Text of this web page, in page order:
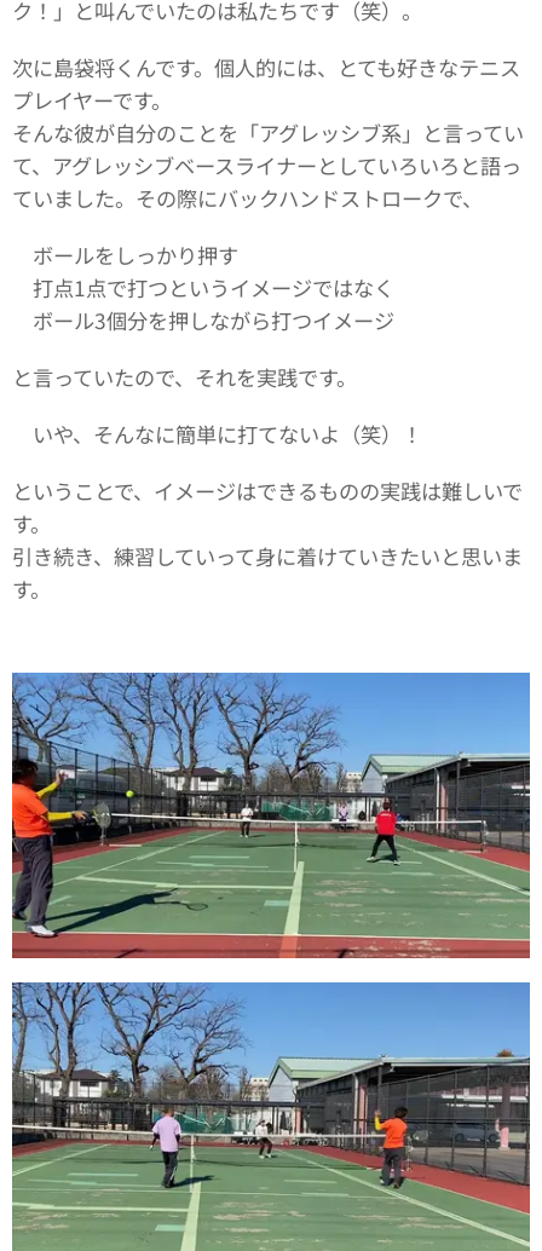
ク！」と叫んでいたのは私たちです（笑）。
次に島袋将くんです。個人的には、とても好きなテニス
プレイヤーです。
そんな彼が自分のことを「アグレッシブ系」と言ってい
て、アグレッシブベースライナーとしていろいろと語っ
ていました。その際にバックハンドストロークで、
ボールをしっかり押す
打点1点で打つというイメージではなく
ボール3個分を押しながら打つイメージ
と言っていたので、それを実践です。
いや、そんなに簡単に打てないよ（笑）！
ということで、イメージはできるものの実践は難しいで
す。
引き続き、練習していって身に着けていきたいと思いま
す。